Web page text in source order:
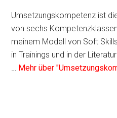
im
Soft
Skills
Würfel
von
Umsetzungskompetenz ist
von sechs
meinem Modell von Soft
in Trainings und in der
… Mehr über